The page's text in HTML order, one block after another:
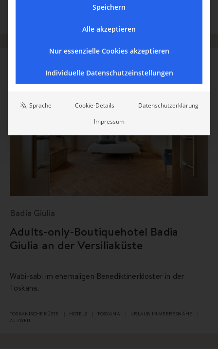
LÄNDLICHE IDYLLE
Badia Giulia
Adults-only-Boutiquehotel Badia
Giulia an der Versiliaküste
Wabi-sabi im ehemaligen Benediktinerkloster in der
Toskana.
TOSKANISCHE KÜSTE HOTELS TOSKANA
URLAUB IN MEERESNÄHE
ZU ZWEIT
Speichern
Alle akzeptieren
Nur essenzielle Cookies akzeptieren
Individuelle Datenschutzeinstellungen
Sprache Cookie-Details
Datenschutzerklärung
Impressum